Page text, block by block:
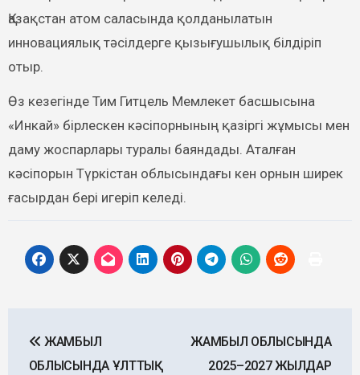
Қазақстан атом саласында қолданылатын
инновациялық тәсілдерге қызығушылық білдіріп
отыр.
Өз кезегінде Тим Гитцель Мемлекет басшысына
«Инкай» бірлескен кәсіпорнының қазіргі жұмысы мен
даму жоспарлары туралы баяндады. Аталған
кәсіпорын Түркістан облысындағы кен орнын ширек
ғасырдан бері игеріп келеді.
navigation
ЖАМБЫЛ
ОБЛЫСЫНДА ҰЛТТЫҚ
ЖАМБЫЛ ОБЛЫСЫНДА
2025–2027 ЖЫЛДАР